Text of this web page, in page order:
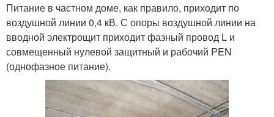
Питание в частном доме, как правило, приходит по
воздушной линии 0,4 кВ. С опоры воздушной линии на
вводной электрощит приходит фазный провод L и
совмещенный нулевой защитный и рабочий PEN
(однофазное питание).